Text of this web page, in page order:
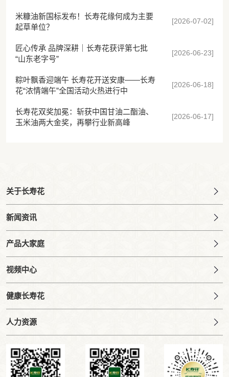
米糠油新国标发布！长寿花缘何成为主要
起草单位？
[2026-07-02]
匠心传承 品牌深耕｜长寿花获评第七批
“山东老字号”
[2026-06-23]
粽叶飘香迎端午 长寿花开送安康——长寿
花“浓情端午”全国活动火热进行中
[2026-06-18]
长寿花双奖加冕：斩获中国甘油二酯油、
玉米油两大金奖，再攀行业新高峰
[2026-06-17]
关于长寿花
新闻资讯
产品大家庭
视频中心
健康长寿花
人力资源